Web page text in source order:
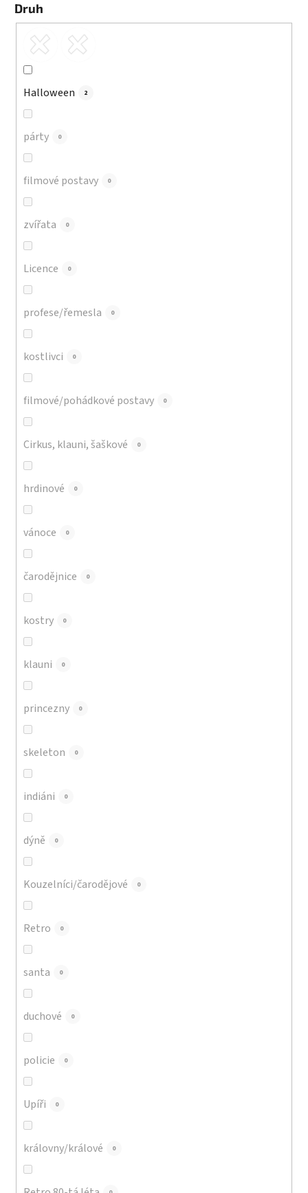
Druh
Halloween 2
párty 0
filmové postavy 0
zvířata 0
Licence 0
profese/řemesla 0
kostlivci 0
filmové/pohádkové postavy 0
Cirkus, klauni, šaškové 0
hrdinové 0
vánoce 0
čarodějnice 0
kostry 0
klauni 0
princezny 0
skeleton 0
indiáni 0
dýně 0
Kouzelníci/čarodějové 0
Retro 0
santa 0
duchové 0
policie 0
Upíři 0
královny/králové 0